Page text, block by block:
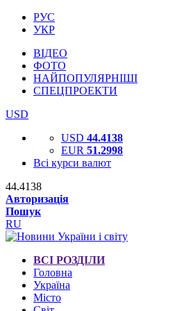
РУС
УКР
ВІДЕО
ФОТО
НАЙПОПУЛЯРНІШІ
СПЕЦПРОЕКТИ
USD
USD 44.4138
EUR 51.2998
Всі курси валют
44.4138
Авторизація
Пошук
RU
ВСІ РОЗДІЛИ
Головна
Україна
Місто